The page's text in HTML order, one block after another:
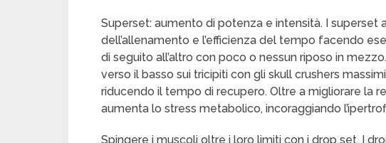
Superset: aumento di potenza e intensità. I superset
dell’allenamento e l’efficienza del tempo facendo
di seguito all’altro con poco o nessun riposo in
verso il basso sui tricipiti con gli skull crushers
riducendo il tempo di recupero. Oltre a migliorare la
aumenta lo stress metabolico, incoraggiando
Spingere i muscoli oltre i loro limiti con i drop set. I